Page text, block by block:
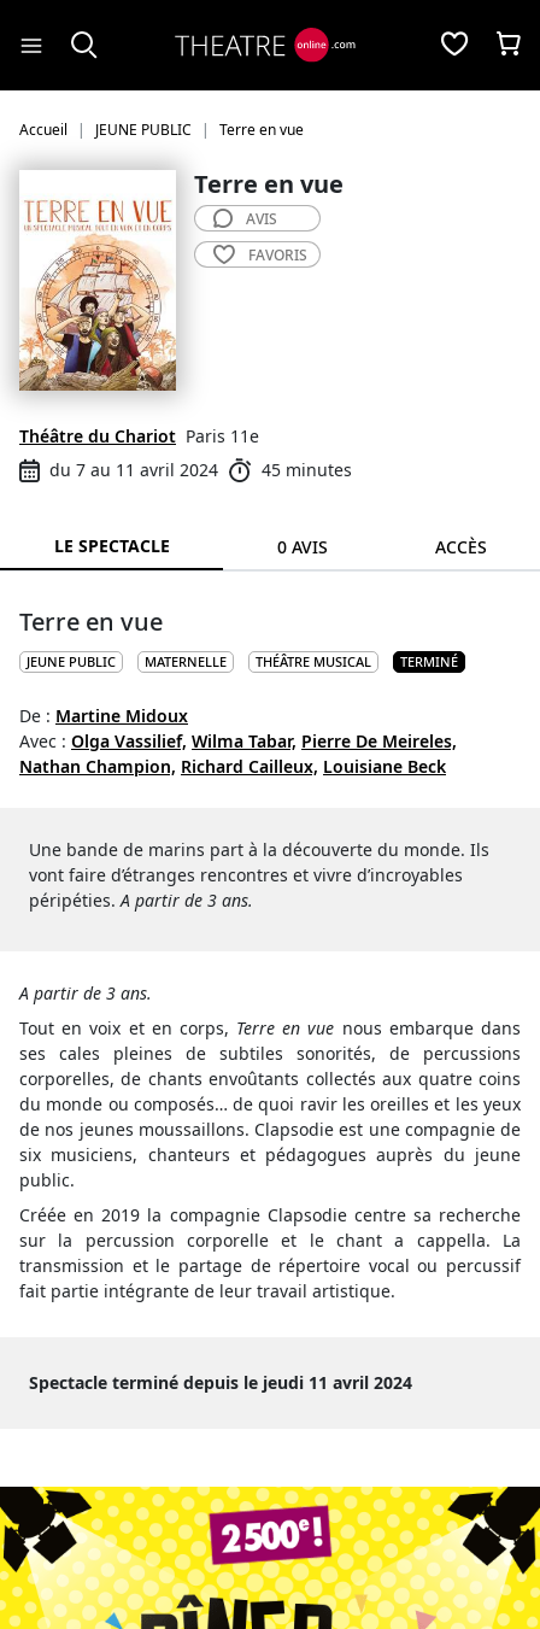
Accueil JEUNE PUBLIC Terre en vue
Terre en vue
Théâtre du Chariot Paris 11e
du 7 au 11 avril 2024
45 minutes
AVIS
FAVORIS
LE SPECTACLE 0 AVIS ACCÈS
Terre en vue
JEUNE PUBLIC MATERNELLE THÉÂTRE MUSICAL TERMINÉ
De : Martine Midoux
Avec : Olga Vassilief, Wilma Tabar, Pierre De Meireles,
Nathan Champion, Richard Cailleux, Louisiane Beck
Une bande de marins part à la découverte du monde. Ils
vont faire d’étranges rencontres et vivre d’incroyables
péripéties.A partir de 3 ans.
A partir de 3 ans.
Tout en voix et en corps, Terre en vue nous embarque dans
ses cales pleines de subtiles sonorités, de percussions
corporelles, de chants envoûtants collectés aux quatre coins
du monde ou composés… de quoi ravir les oreilles et les yeux
de nos jeunes moussaillons. Clapsodie est une compagnie de
six musiciens, chanteurs et pédagogues auprès du jeune
public.
Créée en 2019 la compagnie Clapsodie centre sa recherche
sur la percussion corporelle et le chant a cappella. La
transmission et le partage de répertoire vocal ou percussif
fait partie intégrante de leur travail artistique.
Spectacle terminé depuis le jeudi 11 avril 2024